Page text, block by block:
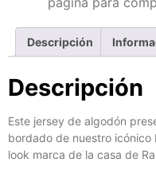
Descripción
Descripción
Este jersey de algodón
bordado de nuestro icónico
look marca de la casa de